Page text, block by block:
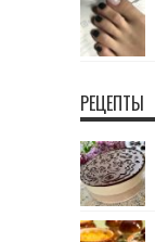
РЕЦЕПТЫ